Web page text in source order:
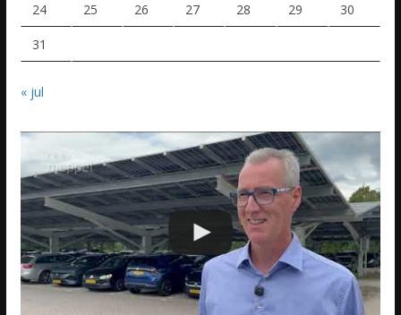
24 25 26 27 28 29 30
31
« jul